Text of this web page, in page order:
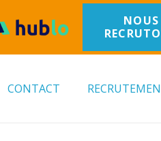
NOUS
CONTACT